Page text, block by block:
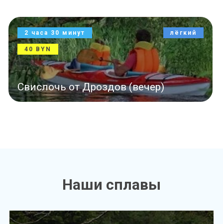
7 часов средний
120 BYN
Титовка–Свислочь (день)
Наши сплавы